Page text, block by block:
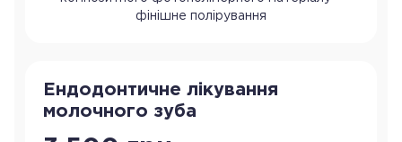
фінішне полірування
Ендодонтичне лікування
молочного зуба